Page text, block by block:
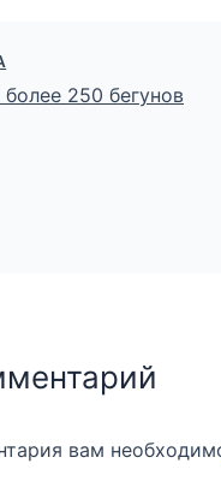
250 бегунов
вам